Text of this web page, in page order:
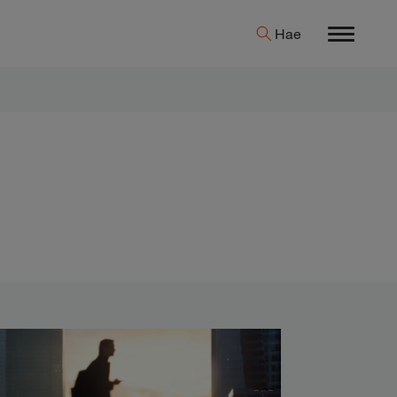
Hae Menu